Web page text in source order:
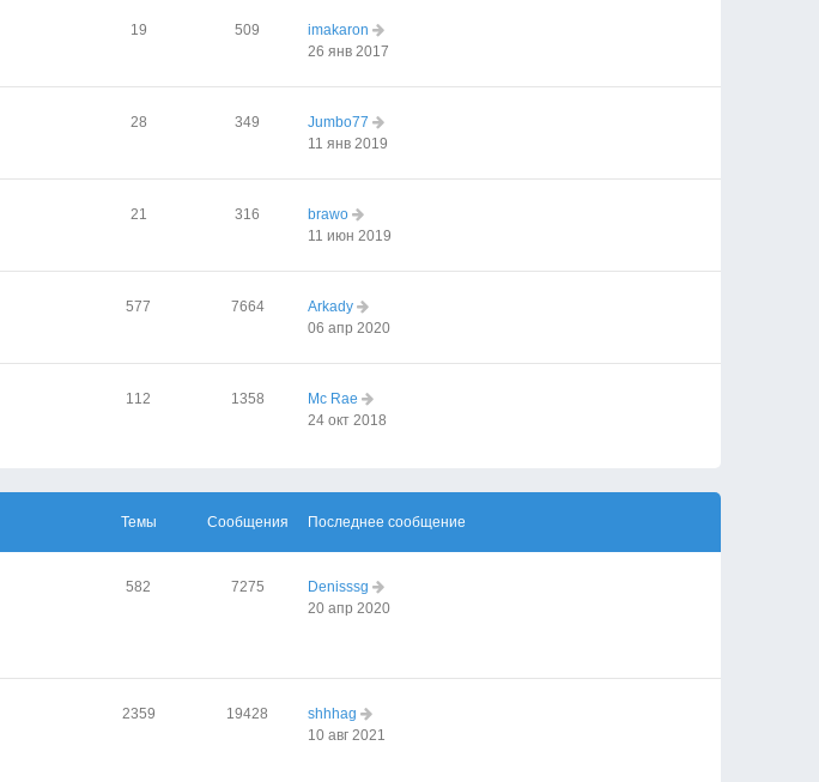
19 509
imakaron
26 янв 2017
28 349
Jumbo77
11 янв 2019
21 316
brawo
11 июн 2019
577 7664
Arkady
06 апр 2020
112 1358
Mc Rae
24 окт 2018
Темы Сообщения Последнее сообщение
582 7275
Denisssg
20 апр 2020
2359 19428
shhhag
10 авг 2021